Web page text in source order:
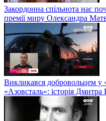
Закордонна спільнота нас
премії миру Олександра
Викликався добровольцем у
«Азовсталь»: історія Дмитра